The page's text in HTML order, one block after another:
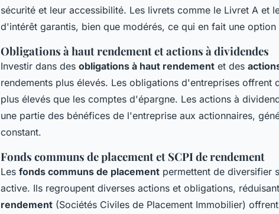
sécurité et leur accessibilité. Les livrets comme le Livret A et
d'intérêt garantis, bien que modérés, ce qui en fait une option
Obligations à haut rendement et actions à dividendes
Investir dans des obligations à haut rendement et des
rendements plus élevés. Les obligations d'entreprises offrent
plus élevés que les comptes d'épargne. Les actions à
une partie des bénéfices de l'entreprise aux actionnaires,
constant.
Fonds communs de placement et SCPI de rendement
Les fonds communs de placement permettent de diversifier
active. Ils regroupent diverses actions et obligations,
rendement (Sociétés Civiles de Placement Immobilier)